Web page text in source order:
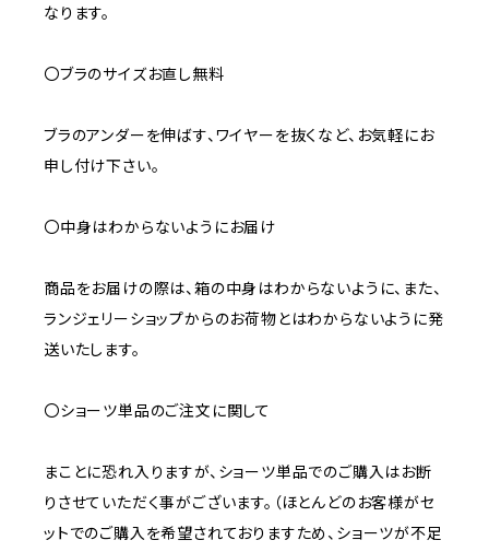
なります。
〇ブラのサイズお直し無料
ブラのアンダーを伸ばす、ワイヤーを抜くなど、お気軽にお
申し付け下さい。
〇中身はわからないようにお届け
商品をお届けの際は、箱の中身はわからないように、また、
ランジェリーショップからのお荷物とはわからないように発
送いたします。
〇ショーツ単品のご注文に関して
まことに恐れ入りますが、ショーツ単品でのご購入はお断
りさせていただく事がございます。（ほとんどのお客様がセ
ットでのご購入を希望されておりますため、ショーツが不足